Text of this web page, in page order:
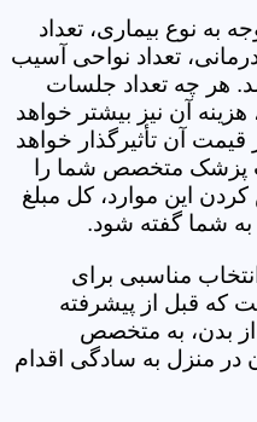
به نوع بیماری، تعداد
تعداد نواحی آسیب
هر چه تعداد جلسات
آن نیز بیشتر خواهد
آن تأثیرگذار خواهد
پزشک متخصص شما را
این موارد، کل مبلغ
شما گفته شود.
مناسبی برای
که قبل از پیشرفته
بدن، به متخصص
در منزل به سادگی اقدام